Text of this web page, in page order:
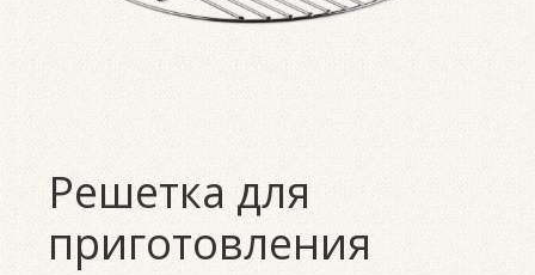
Решетка для
приготовления